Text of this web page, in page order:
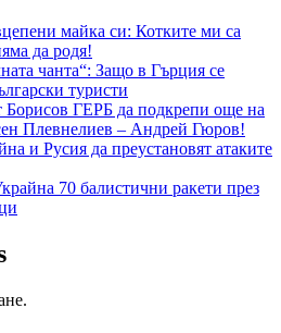
майка си: Котките ми са
да родя!
чанта“: Защо в Гърция се
туристи
ГЕРБ да подкрепи още на
Плевнелиев – Андрей Гюров!
и Русия да преустановят атаките
70 балистични ракети през